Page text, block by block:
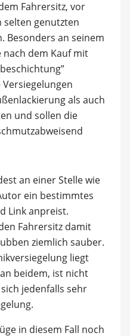
Fahrersitz, vor
selten genutzten
Besonders an seinem
nach dem Kauf mit
als auch
und sollen die
an einer Stelle wie
ein bestimmtes
Link anpreist.
Fahrersitz damit
ziemlich sauber.
liegt
beidem, ist nicht
jedenfalls sehr
in diesem Fall noch